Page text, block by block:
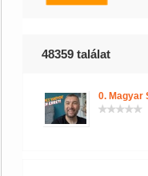
48359 találat
0. Magyar